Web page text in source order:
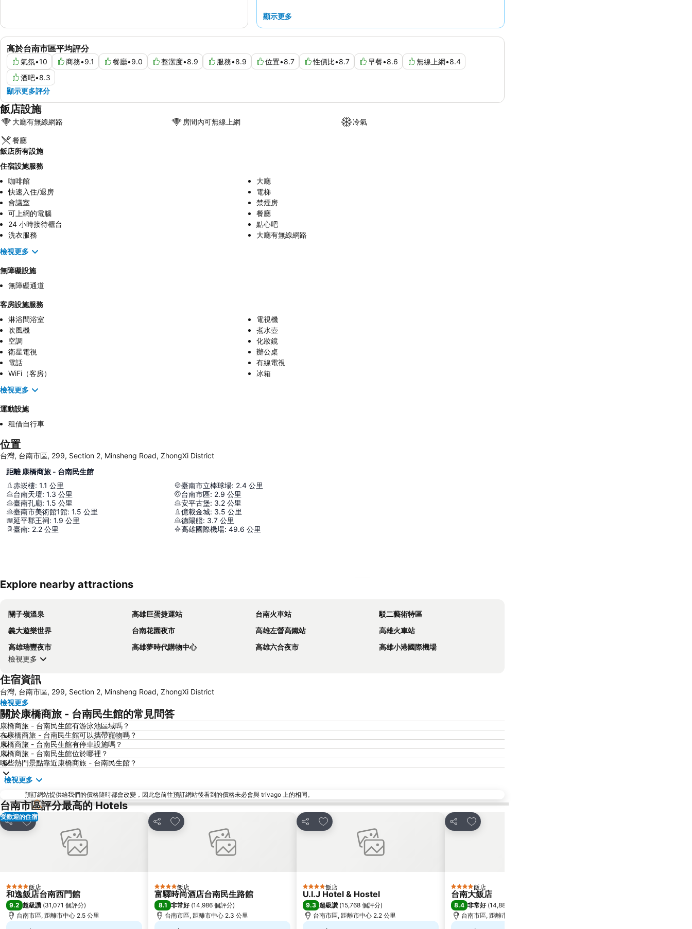
顯示更多
高於台南市區平均評分
氣氛•10 商務•9.1 餐廳•9.0 整潔度•8.9 服務•8.9 位置•8.7 性價比•8.7 早餐•8.6 無線上網•8.4
酒吧•8.3
顯示更多評分
飯店設施
大廳有無線網路 房間內可無線上網 冷氣
餐廳
飯店所有設施
住宿設施服務
咖啡館
大廳
快速入住/退房
電梯
會議室
禁煙房
可上網的電腦
餐廳
24 小時接待櫃台
點心吧
洗衣服務
大廳有無線網路
檢視更多
無障礙設施
無障礙通道
客房設施服務
淋浴間浴室
電視機
吹風機
煮水壺
空調
化妝鏡
衛星電視
辦公桌
電話
有線電視
WiFi（客房）
冰箱
檢視更多
運動設施
租借自行車
位置
台灣, 台南市區, 299, Section 2, Minsheng Road, ZhongXi District
距離 康橋商旅 - 台南民生館
赤崁樓: 1.1 公里
台南天壇: 1.3 公里
臺南孔廟: 1.5 公里
臺南市美術館1館: 1.5 公里
延平郡王祠: 1.9 公里
臺南: 2.2 公里
臺南市立棒球場: 2.4 公里
台南市區: 2.9 公里
安平古堡: 3.2 公里
億載金城: 3.5 公里
德陽艦: 3.7 公里
高雄國際機場: 49.6 公里
Explore nearby attractions
關子嶺溫泉 高雄巨蛋捷運站 台南火車站
駁二藝術特區
義大遊樂世界
台南花園夜市 高雄左營高鐵站
高雄火車站
高雄瑞豐夜市
高雄夢時代購物中心 高雄六合夜市
高雄小港國際機場
檢視更多
住宿資訊
台灣, 台南市區, 299, Section 2, Minsheng Road, ZhongXi District
檢視更多
關於康橋商旅 - 台南民生館的常見問答
康橋商旅 - 台南民生館有游泳池區域嗎？
在康橋商旅 - 台南民生館可以攜帶寵物嗎？
康橋商旅 - 台南民生館有停車設施嗎？
康橋商旅 - 台南民生館位於哪裡？
哪些熱門景點靠近康橋商旅 - 台南民生館？
檢視更多
預訂網站提供給我們的價格隨時都會改變，因此您前往預訂網站後看到的價格未必會與 trivago 上的相同。
台南市區評分最高的 Hotels
受歡迎的住宿
分享
加入我的最愛
4 星級 飯店
和逸飯店台南西門館
9.2 超級讚 (31,071 個評分)
台南市區, 距離市中心 2.5 公里
分享
加入我的最愛
4 星級 飯店
富驛時尚酒店台南民生路館
8.1 非常好 (14,986 個評分)
台南市區, 距離市中心 2.3 公里
分享
加入我的最愛
4 星級 飯店
U.I.J Hotel & Hostel
9.3 超級讚 (15,768 個評分)
台南市區, 距離市中心 2.2 公里
分享
加入我的最愛
4 星級 飯店
台南大飯店
8.4 非常好 (14,885 個評分
台南市區, 距離市中心 0.9 公里